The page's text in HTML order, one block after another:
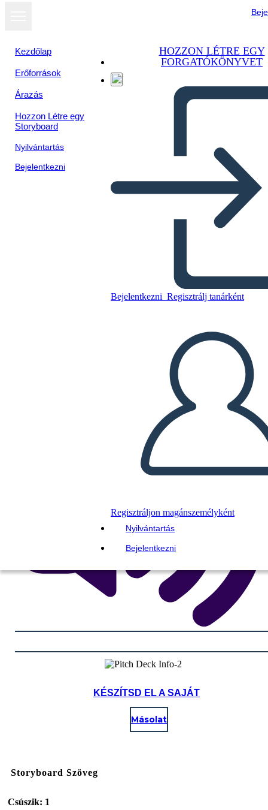
Kezdőlap
Erőforrások
Árazás
Hozzon Létre egy
Storyboard
Nyilvántartás
Bejelentkezni
HOZZON LÉTRE EGY
FORGATÓKÖNYVET
Bejelentkezni Regisztrálj tanárként
Regisztráljon magánszemélyként
Nyilvántartás
Bejelentkezni
Pitch Deck Info-2
KÉSZÍTSEN EGY STORYBOARDOT
DIAVETÍTÉS LEJÁTSZÁSA
OLVASS NEKEM
KÉSZÍTSD EL A SAJÁT
Másolat
Storyboard Szöveg
Csúszik: 1